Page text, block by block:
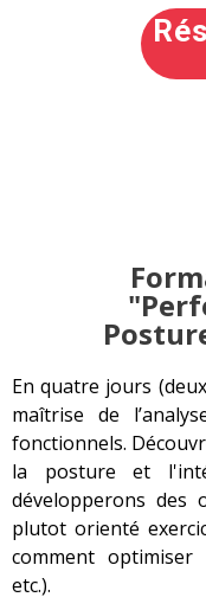
En quatre jours
maîtrise de
fonctionnels.
la posture et
développerons des
plutot orienté
comment optimiser
etc.).